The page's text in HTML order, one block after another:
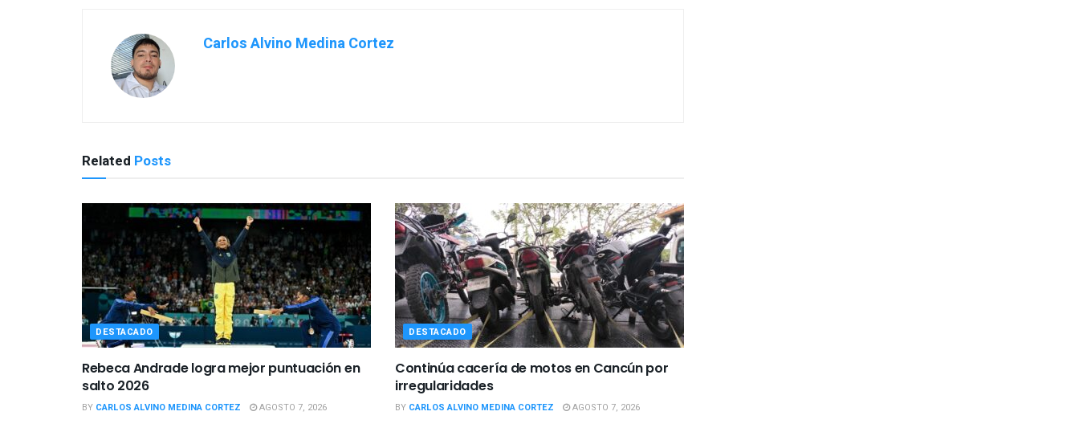
DESTACADO
Rebeca Andrade logra mejor puntuación en
salto 2026
BYCARLOS ALVINO MEDINA CORTEZ AGOSTO 7, 2026
DESTACADO
Continúa cacería de motos en Cancún por
irregularidades
BY CARLOS ALVINO MEDINA CORTEZ AGOSTO 7, 2026